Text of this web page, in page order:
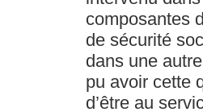
composantes
de sécurité
dans une
pu avoir cette
d’être au